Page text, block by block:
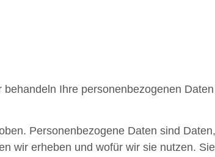
Ihre personenbezogenen
Personenbezogene Daten sind
wir erheben und wofür wir sie nutzen.